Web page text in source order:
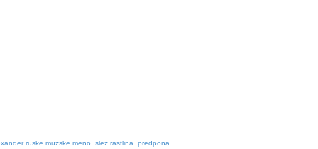
ruske muzske meno slez rastlina predpona